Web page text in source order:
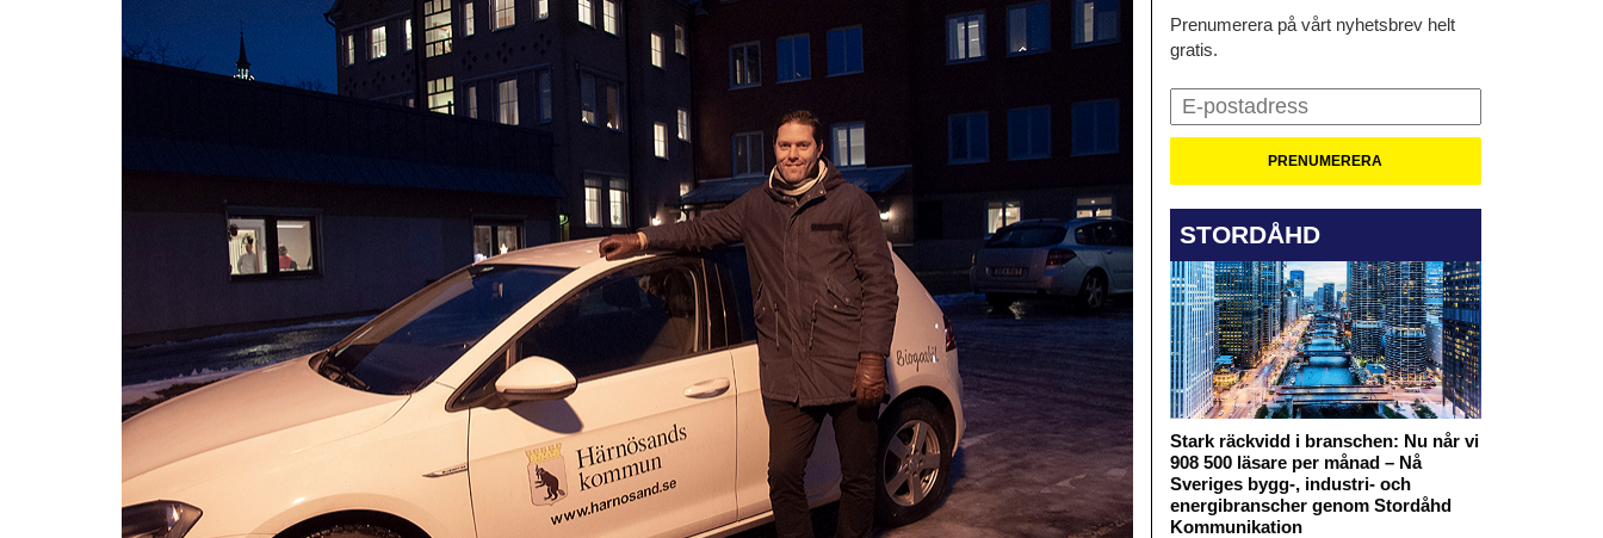
Prenumerera på vårt nyhetsbrev helt
gratis.
STORDÅHD
Stark räckvidd i branschen: Nu når vi
908 500 läsare per månad – Nå
Sveriges bygg-, industri- och
energibranscher genom Stordåhd
Kommunikation